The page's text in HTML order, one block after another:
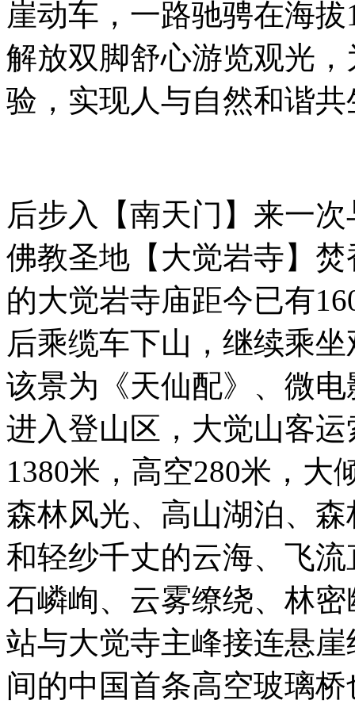
崖动车，一路驰骋在海
解放双脚舒心游览观光
验，实现人与自然和谐共
后步入【南天门】来一
佛教圣地【大觉岩寺】
的大觉岩寺庙距今已有
后乘缆车下山，继续乘
该景为《天仙配》、微
进入登山区，大觉山客
1380米，高空280米，大
森林风光、高山湖泊、
和轻纱千丈的云海、飞
石嶙峋、云雾缭绕、林
站与大觉寺主峰接连悬
间的中国首条高空玻璃